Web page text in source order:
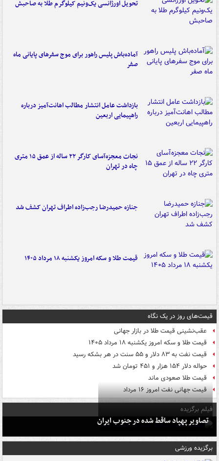
تحویل اورژانسی یک‌ونیم کیلوگرم طلا به صاحبش
آماده‌باش پلیس راهور برای موج سفرهای پایانی ماه
صفر
بازداشت عامل انتشار مطالب اهانت‌آمیز درباره
راهپیمایی اربعین
نجات معجزه‌آسای کارگر ۲۲ ساله از عمق ۱۵ متری
چاه در تهران
جنازه حمیدرضا رجب‌زاده اطراف تهران کشف شد
قیمت طلا و سکه امروز یکشنبه ۱۸ مرداد ۱۴۰۵
قیمت‌های روز در یک نگاه
عقب‌نشینی قیمت طلا در بازار جهانی
قیمت طلا و سکه امروز یکشنبه ۱۸ مرداد ۱۴۰۵
قیمت نفت به ۸۳ دلار و ۵۵ سنت در هر بشکه رسید
حواله دلار ۱۵۴ هزار و ۴۵۱ تومان شد
قیمت طلا صعودی ماند
قیمت جهانی نفت امروز ۱۶ مرداد
فیلم برگزیده
تصاویر پهپاد ساقط شده در جنوب ایران
برگزیده ورزشی